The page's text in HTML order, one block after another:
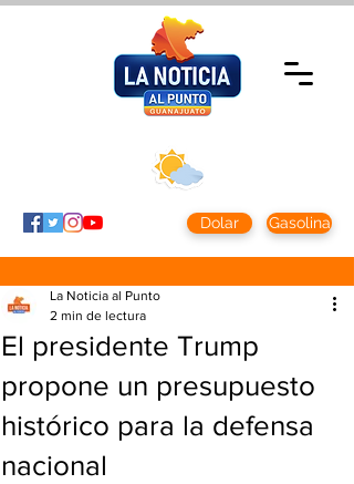
Dolar Gasolina
El presidente Trump
propone un presupuesto
histórico para la defensa
nacional
La Noticia al Punto
2 min de lectura